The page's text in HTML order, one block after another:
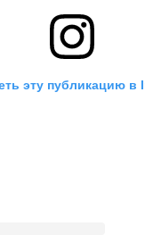
эту публикацию в